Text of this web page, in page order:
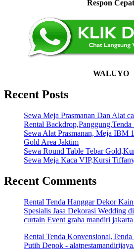
Respon Cepat
WALUYO
Recent Posts
Sewa Meja Prasmanan Dan Alat
Rental
Sewa Alat Prasmanan, Meja IBM
Gold Area Jaktim
Sewa Round Table Tebar
Sewa Meja Kaca VIP,Kursi
Recent Comments
Rental Tenda Hanggar Dekor
Spesialis Jasa Dekorasi Wedding
curtain Event graha mandiri jakarta
Rental Tenda
Putih Depok -